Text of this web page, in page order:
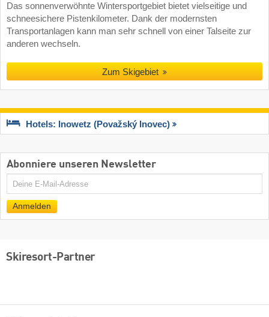
Das sonnenverwöhnte Wintersportgebiet bietet vielseitige und
schneesichere Pistenkilometer. Dank der modernsten
Transportanlagen kann man sehr schnell von einer Talseite zur
anderen wechseln.
Zum Skigebiet
Hotels: Inowetz (Považský Inovec)
Abonniere unseren Newsletter
E-
Anmelden
Skiresort-Partner